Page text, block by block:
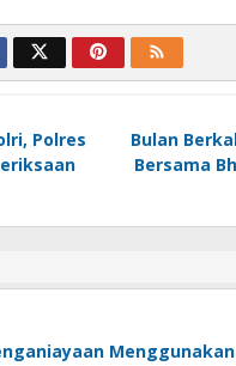
Polres
Bulan
Bersama